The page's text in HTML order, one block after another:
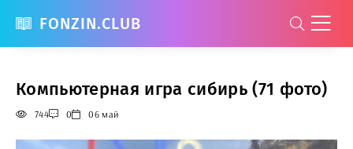
FONZIN.CLUB
Компьютерная игра сибирь (71 фото)
744 0 06 май